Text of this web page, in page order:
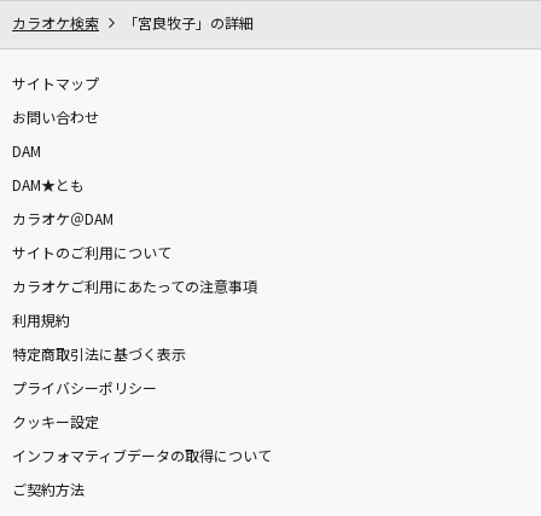
THE BLUE HEARTS
[生音]青と夏
[生音]サマータイムシンデレラ
緑黄色社会
奏(かなで)
スキマスイッチ
カラオケ検索 「宮良牧子」の詳細
サイトマップ
お問い合わせ
DAM
DAM★とも
カラオケ＠DAM
サイトのご利用について
カラオケご利用にあたっての注意事項
利用規約
特定商取引法に基づく表示
プライバシーポリシー
クッキー設定
インフォマティブデータの取得について
ご契約方法